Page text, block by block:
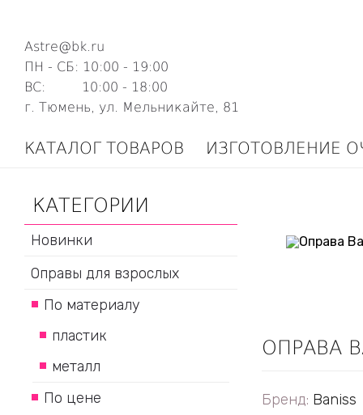
Astre@bk.ru
ПН - СБ: 10:00 - 19:00
ВС: 10:00 - 18:00
г. Тюмень, ул. Мельникайте, 81
КАТАЛОГ ТОВАРОВ ИЗГОТОВЛЕНИЕ
ОПРАВА
Бренд: Baniss
КАТЕГОРИИ
Новинки
Оправы для взрослых
По материалу
пластик
металл
По цене